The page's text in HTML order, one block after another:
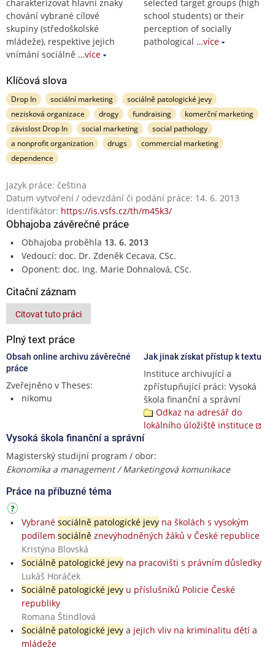
charakterizovat hlavní znaky
chování vybrané cílové
skupiny (středoškolské
mládeže), respektive jejich
vnímání sociálně …více
selected target groups (high
school students) or their
perception of socially
pathological …více
Klíčová slova
Drop In sociální marketing
sociálně patologické jevy
nezisková organizace
drogy fundraising
komerční marketing
závislost Drop In
social marketing
social pathology
a nonprofit organization
drugs
commercial marketing
dependence
Jazyk práce: čeština
Datum vytvoření / odevzdání či podání práce: 14. 6. 2013
Identifikátor: https://is.vsfs.cz/th/m45k3/
Obhajoba závěrečné práce
Obhajoba proběhla 13. 6. 2013
Vedoucí: doc. Dr. Zdeněk Cecava, CSc.
Oponent: doc. Ing. Marie Dohnalová, CSc.
Citační záznam
Citovat tuto práci
Plný text práce
Obsah online archivu závěrečné
práce
Zveřejněno v Theses:
nikomu
Jak jinak získat přístup k textu
Instituce archivující a
zpřístupňující práci: Vysoká
škola finanční a správní
Odkaz na adresář do
lokálního úložiště instituce
Vysoká škola finanční a správní
Magisterský studijní program / obor:
Ekonomika a management / Marketingová komunikace
Práce na příbuzné téma
Vybrané sociálně patologické jevyna školách s vysokým
podílem sociálněznevýhodněných žáků v České republice
Kristýna Blovská
Sociálně patologické jevyna pracovišti s právním důsledky
Lukáš Horáček
Sociálně patologické jevyu příslušníků Policie České
republiky
Romana Štindlová
Sociálně patologické jevya jejich vliv na kriminalitu dětí a
mládeže